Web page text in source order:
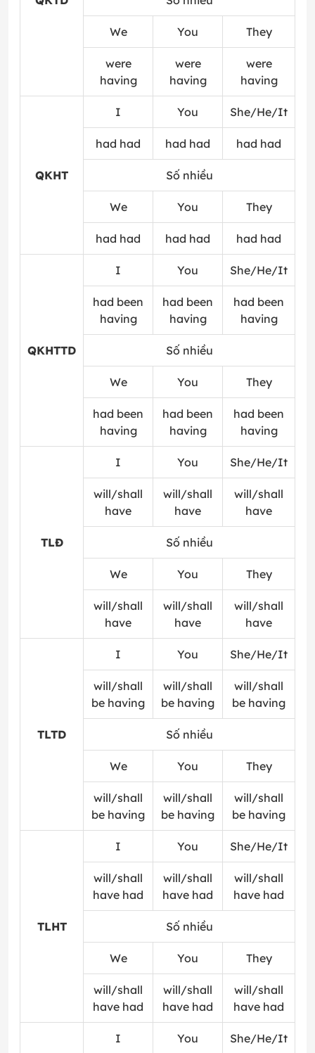
We You They
were
having
were
having
were
having
QKHT
I You She/He/It
had had had had had had
Số nhiều
We You They
had had had had had had
QKHTTD
I You She/He/It
had been
having
had been
having
had been
having
Số nhiều
We You They
had been
having
had been
having
had been
having
TLĐ
I You She/He/It
will/shall
have
will/shall
have
will/shall
have
Số nhiều
We You They
will/shall
have
will/shall
have
will/shall
have
TLTD
I You She/He/It
will/shall
be having
will/shall
be having
will/shall
be having
Số nhiều
We You They
will/shall
be having
will/shall
be having
will/shall
be having
TLHT
I You She/He/It
will/shall
have had
will/shall
have had
will/shall
have had
Số nhiều
We You They
will/shall
have had
will/shall
have had
will/shall
have had
I You She/He/It